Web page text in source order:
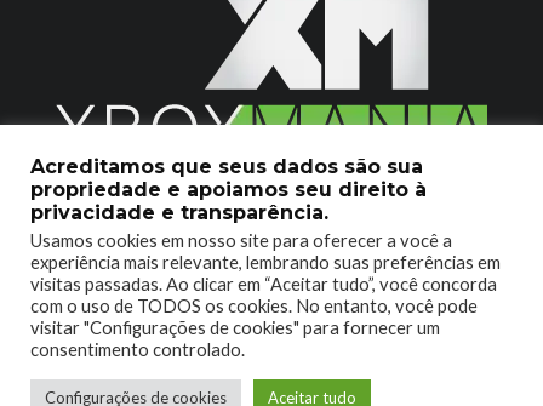
2020 © Xboxmania. Todos os Direitos Reservados.
SOBRE O XBOX MANIA CONTATO
ENCONTROU UM PROBLEMA?
Acreditamos que seus dados são sua
propriedade e apoiamos seu direito à
privacidade e transparência.
Usamos cookies em nosso site para oferecer a você a
experiência mais relevante, lembrando suas preferências em
visitas passadas. Ao clicar em “Aceitar tudo”, você concorda
com o uso de TODOS os cookies. No entanto, você pode
visitar "Configurações de cookies" para fornecer um
consentimento controlado.
Configurações de cookies Aceitar tudo